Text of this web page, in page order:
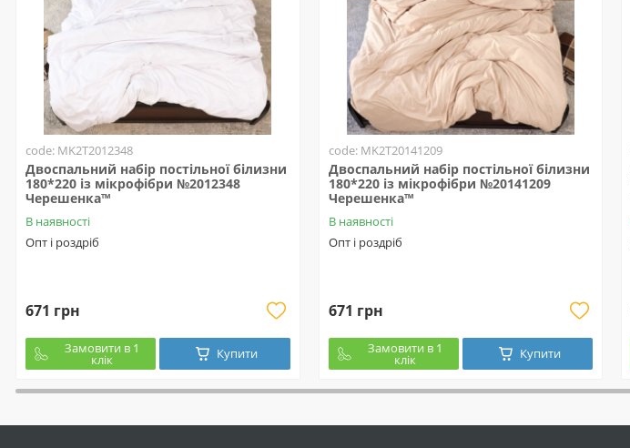
code: MK2T2012348
Двоспальний набір постільної білизни
180*220 із мікрофібри №2012348
Черешенка™
В наявності
Опт і роздріб
671 грн
Замовити в 1
клік Купити
code: MK2T20141209
Двоспальний набір постільної білизни
180*220 із мікрофібри №20141209
Черешенка™
В наявності
Опт і роздріб
671 грн
Замовити в 1
клік Купити